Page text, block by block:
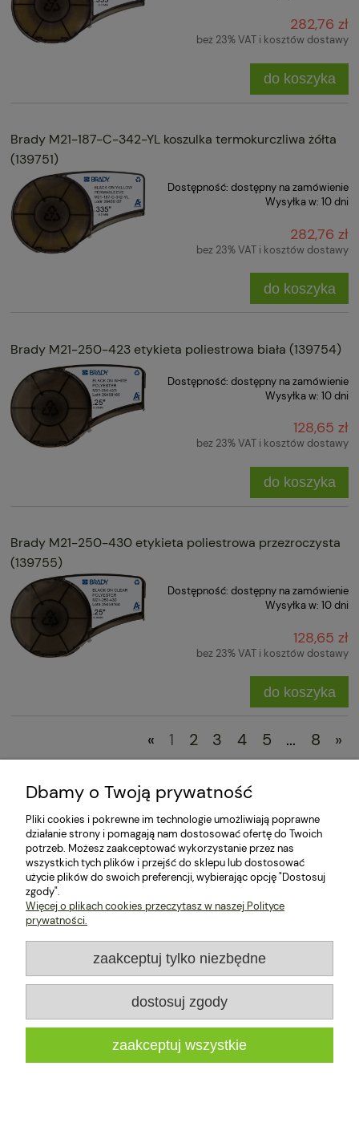
282,76 zł
bez 23% VAT i kosztów dostawy
do koszyka
Brady M21-187-C-342-YL koszulka termokurczliwa żółta
(139751)
Dostępność: dostępny na zamówienie
Wysyłka w: 10 dni
282,76 zł
bez 23% VAT i kosztów dostawy
do koszyka
Brady M21-250-423 etykieta poliestrowa biała (139754)
Dostępność: dostępny na zamówienie
Wysyłka w: 10 dni
128,65 zł
bez 23% VAT i kosztów dostawy
do koszyka
Brady M21-250-430 etykieta poliestrowa przezroczysta
(139755)
Dostępność: dostępny na zamówienie
Wysyłka w: 10 dni
128,65 zł
bez 23% VAT i kosztów dostawy
do koszyka
« 1 2 3 4 5 ... 8 »
Zakupy
Dokumenty
Pomoc
Informacje
Dbamy o Twoją prywatność
Pliki cookies i pokrewne im technologie umożliwiają poprawne
działanie strony i pomagają nam dostosować ofertę do Twoich
potrzeb. Możesz zaakceptować wykorzystanie przez nas
wszystkich tych plików i przejść do sklepu lub dostosować
użycie plików do swoich preferencji, wybierając opcję "Dostosuj
zgody".
Więcej o plikach cookies przeczytasz w naszej Polityce
prywatności.
zaakceptuj tylko niezbędne
dostosuj zgody
zaakceptuj wszystkie